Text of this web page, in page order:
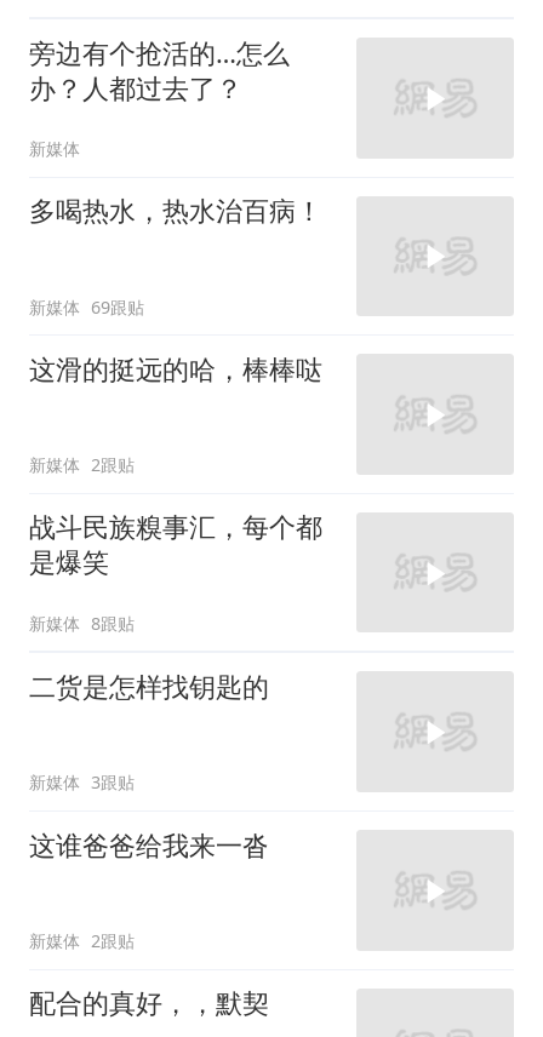
旁边有个抢活的…怎么
办？人都过去了？
新媒体
多喝热水，热水治百病！
新媒体 69跟贴
这滑的挺远的哈，棒棒哒
新媒体 2跟贴
战斗民族糗事汇，每个都
是爆笑
新媒体 8跟贴
二货是怎样找钥匙的
新媒体 3跟贴
这谁爸爸给我来一沓
新媒体 2跟贴
配合的真好，，默契